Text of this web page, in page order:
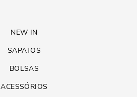
NEW IN
SAPATOS
BOLSAS
ACESSÓRIOS